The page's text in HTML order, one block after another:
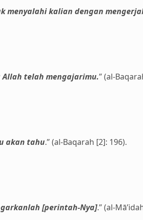
menyalahi kalian dengan
telah mengajarimu.” (al-
akan tahu.” (al-Baqarah [2]: 196).
[perintah-Nya].” (al-